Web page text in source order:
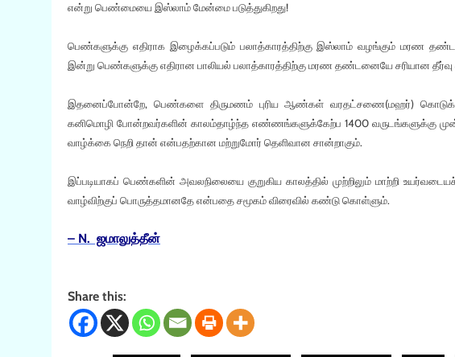
என்று பெண்மையை இஸ்லாம் மேன்மை படுத்துகிறது!
பெண்களுக்கு எதிராக இழைக்கப்படும் பலாத்காரத்திற்கு இஸ்லாம் வழங்கும் மரண
இன்று பெண்களுக்கு எதிரான பாலியல் பலாத்காரத்திற்கு மரண தண்டனையே சரியான தீர்வு
இதனைப்போன்றே, பெண்களை திருமணம் புரிய ஆண்கள் வரதட்சணை(மஹர்)
கனிமொழி போன்றவர்களின் காலம்தாழ்ந்த எண்ணங்களுக்கேற்ப 1400 வருடங்களுக்கு
வாழ்க்கை நெறி தான் என்பதற்கான மற்றுமோர் தெளிவான சான்றாகும்.
இப்படியாகப் பெண்களின் அவலநிலையை குறுகிய காலத்தில் முற்றிலும் மாற்றி
வாழ்விற்குப் பொருத்தமானதே என்பதை சமூகம் விரைவில் கண்டு கொள்ளும்.
– N. ஜமாலுத்தீன்
Share this: